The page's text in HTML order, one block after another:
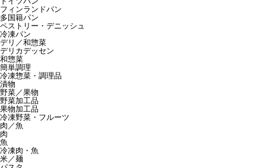
フィンランドパン
多国籍パン
ペストリー・デニッシュ
冷凍パン
デリ／和惣菜
デリカデッセン
和惣菜
簡単調理
冷凍惣菜・調理品
漬物
野菜／果物
野菜加工品
果物加工品
冷凍野菜・フルーツ
肉／魚
肉
魚
冷凍肉・魚
米／麺